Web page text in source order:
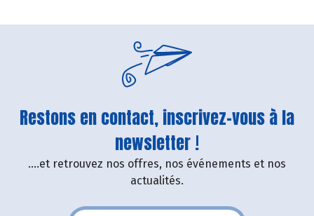
Restons en contact, inscrivez-vous à la
newsletter !
....et retrouvez nos offres, nos événements et nos
actualités.